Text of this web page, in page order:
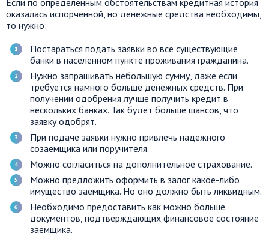
Если по определенным обстоятельствам кредитная история
оказалась испорченной, но денежные средства необходимы,
то нужно:
Постараться подать заявки во все существующие
банки в населенном пункте проживания гражданина.
Нужно запрашивать небольшую сумму, даже если
требуется намного больше денежных средств. При
получении одобрения лучше получить кредит в
нескольких банках. Так будет больше шансов, что
заявку одобрят.
При подаче заявки нужно привлечь надежного
созаемщика или поручителя.
Можно согласиться на дополнительное страхование.
Можно предложить оформить в залог какое-либо
имущество заемщика. Но оно должно быть ликвидным.
Необходимо предоставить как можно больше
документов, подтверждающих финансовое состояние
заемщика.